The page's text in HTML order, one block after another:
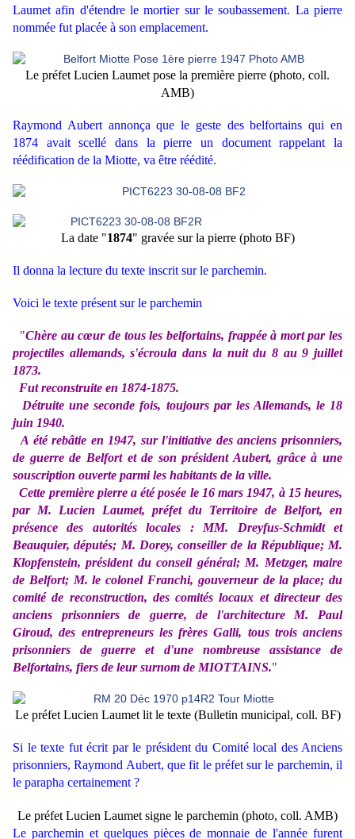
Laumet afin d'étendre le mortier sur le soubassement. La pierre
nommée fut placée à son emplacement.
Le préfet Lucien Laumet pose la première pierre (photo, coll.
AMB)
Raymond Aubert annonça que le geste des belfortains qui en
1874 avait scellé dans la pierre un document rappelant la
réédification de la Miotte, va être réédité.
La date "1874" gravée sur la pierre (photo BF)
Il donna la lecture du texte inscrit sur le parchemin.
Voici le texte présent sur le parchemin
"Chère au cœur de tous les belfortains, frappée à mort par les
projectiles allemands, s'écroula dans la nuit du 8 au 9 juillet
1873.
Fut reconstruite en 1874-1875.
Détruite une seconde fois, toujours par les Allemands, le 18
juin 1940.
A été rebâtie en 1947, sur l'initiative des anciens prisonniers,
de guerre de Belfort et de son président Aubert, grâce à une
souscription ouverte parmi les habitants de la ville.
Cette première pierre a été posée le 16 mars 1947, à 15 heures,
par M. Lucien Laumet, préfet du Territoire de Belfort, en
présence des autorités locales : MM. Dreyfus-Schmidt et
Beauquier, députés; M. Dorey, conseiller de la République; M.
Klopfenstein, président du conseil général; M. Metzger, maire
de Belfort; M. le colonel Franchi, gouverneur de la place; du
comité de reconstruction, des comités locaux et directeur des
anciens prisonniers de guerre, de l'architecture M. Paul
Giroud, des entrepreneurs les frères Galli, tous trois anciens
prisonniers de guerre et d'une nombreuse assistance de
Belfortains, fiers de leur surnom de MIOTTAINS."
Le préfet Lucien Laumet lit le texte (Bulletin municipal, coll. BF)
Si le texte fut écrit par le président du Comité local des Anciens
prisonniers, Raymond Aubert, que fit le préfet sur le parchemin, il
le parapha certainement ?
Le préfet Lucien Laumet signe le parchemin (photo, coll. AMB)
Le parchemin et quelques pièces de monnaie de l'année furent